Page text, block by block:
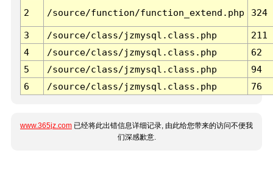
2 /source/function/function_extend.php 324
3 /source/class/jzmysql.class.php
211
4
/source/class/jzmysql.class.php
62
5
/source/class/jzmysql.class.php
94
6
/source/class/jzmysql.class.php 76
www.365jz.com 已经将此出错信息详细记录, 由此给您带来的访问不便我
们深感歉意.